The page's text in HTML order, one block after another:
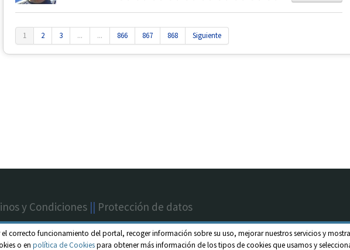
correcto funcionamiento del portal, recoger información sobre su uso, mejorar nuestros servicios y
o en política de Cookiespara obtener más información de los tipos de cookies que usamos y
1 2 3 ... ... 866 867 868 Siguiente
y Condiciones || Protección de datos